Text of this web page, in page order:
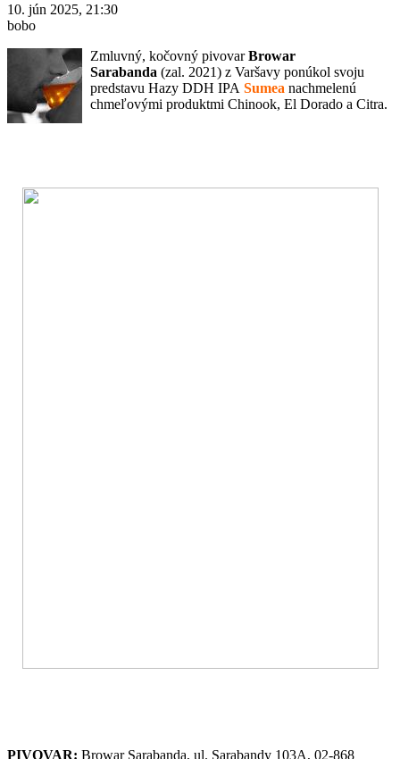
10. jún 2025, 21:30
bobo
Zmluvný, kočovný pivovarBrowar
Sarabanda (zal. 2021) z Varšavy ponúkol svoju
predstavu Hazy DDH IPA Sumea nachmelenú
chmeľovými produktmi Chinook, El Dorado a Citra.
PIVOVAR: Browar Sarabanda, ul. Sarabandy 103A, 02-868